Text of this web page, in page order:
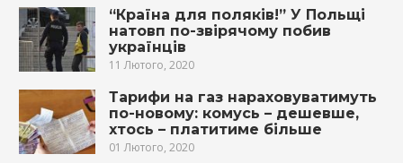
“Країна для поляків!” У Польщі
натовп по-звірячому побив
українців
11 Лютого, 2020
Тарифи на газ нараховуватимуть
по-новому: комусь – дешевше,
хтось – платитиме більше
01 Лютого, 2020